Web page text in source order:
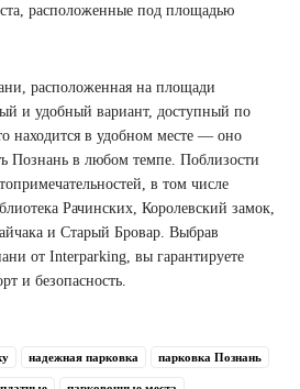
расположенные под площадью
расположенная на площади
и удобный вариант, доступный по
находится в удобном месте — оно
Познань в любом темпе. Поблизости
в том числе
Рачинских, Королевский замок,
и Старый Бровар. Выбрав
от Interparking, вы гарантируете
и безопасность.
надежная парковка парковка Познань